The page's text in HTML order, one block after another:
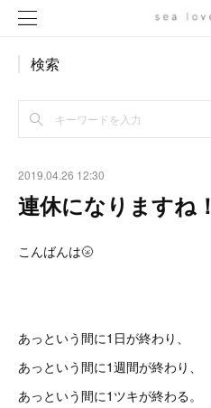
検索
2019.04.26 12:30
連休になりますね！
こんばんは🌝
あっという間に1日が終わり、
あっという間に1週間が終わり、
あっという間に1ツキが終わる。